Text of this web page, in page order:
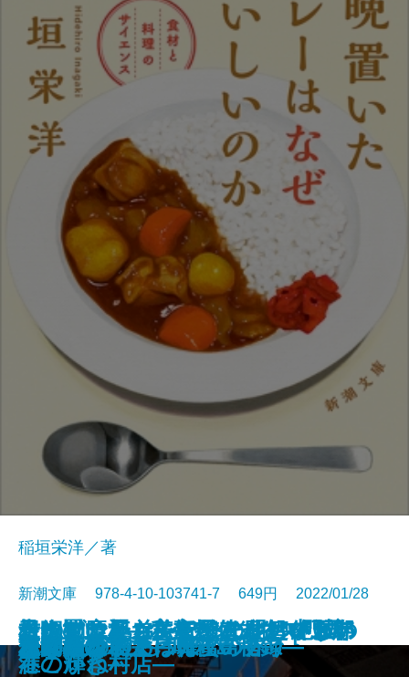
市塵〔下〕
君に勧む杯 文豪とアルケミスト
ノベライズ―case 井伏鱒二―
青銅の魔人―私立探偵 明智小五郎
―
もうすぐいなくなります―絶滅の
生物学―
同潤会代官山アパートメント
ボダ子
残りものには、過去がある
いかれころ
そのマンション、終の住処でいい
ですか？
一晩置いたカレーはなぜおいしい
のか―食材と料理のサイエンス―
稲垣栄洋／著
新潮文庫 978-4-10-103741-7 649円 2022/01/28
歩道橋シネマ
決闘の辻
じじばばのるつぼ
冤罪法廷〔上〕
冤罪法廷〔下〕
コンビニ兄弟2―テンダネス門司
港こがね村店―
巫女島の殺人―呪殺島秘録―
この橋をわたって
根っこと翼―美智子さまという存
在の輝き―
あなたの右手は蜂蜜の香り